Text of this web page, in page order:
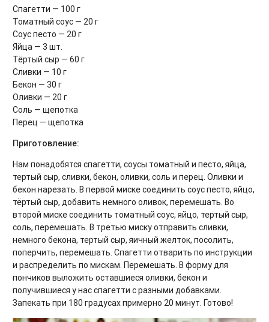
Спагетти — 100 г
Томатный соус — 20 г
Соус песто — 20 г
Яйца — 3 шт.
Тёртый сыр — 60 г
Сливки — 10 г
Бекон — 30 г
Оливки — 20 г
Соль — щепотка
Перец — щепотка
Приготовление:
Нам понадобятся спагетти, соусы томатный и песто, яйца,
тертый сыр, сливки, бекон, оливки, соль и перец. Оливки и
бекон нарезать. В первой миске соединить соус песто, яйцо,
тёртый сыр, добавить немного оливок, перемешать. Во
второй миске соединить томатный соус, яйцо, тертый сыр,
соль, перемешать. В третью миску отправить сливки,
немного бекона, тертый сыр, яичный желток, посолить,
поперчить, перемешать. Спагетти отварить по инструкции
и распределить по мискам. Перемешать. В форму для
пончиков выложить оставшиеся оливки, бекон и
получившиеся у нас спагетти с разными добавками.
Запекать при 180 градусах примерно 20 минут. Готово!